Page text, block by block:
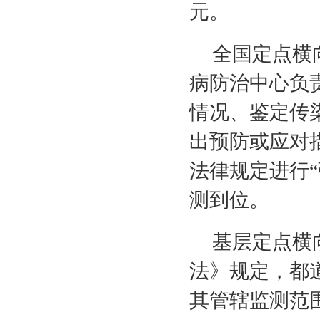
元。
全国定点横
病防治中心负
情况、鉴定传
出预防或应对
法律规定进行
测到位。
基层定点横
法》规定，都
其管辖监测范